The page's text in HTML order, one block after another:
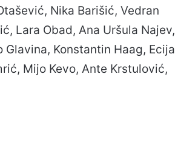
Nika Barišić, Vedran
Lara Obad, Ana Uršula Najev,
Konstantin Haag, Ecija
Mijo Kevo, Ante Krstulović,